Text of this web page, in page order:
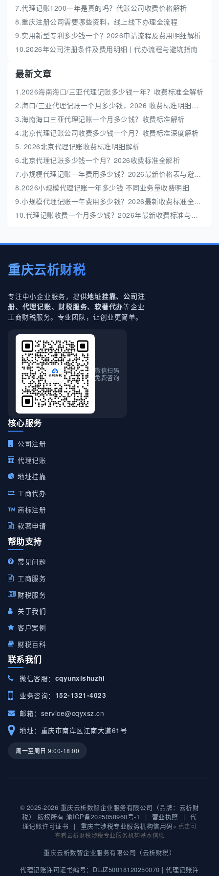
7.代理记账1200一年是真的吗？代账公司收费价格解析
8.重庆注册公司需要哪些资料，线上线下办理全流程
9.实用新型专利多少钱一个？2026申请流程及费用明细解析
10.2026年公司注册条件及费用明细 | 代办流程与避坑指南
最新文章
1.2026海南海口/三亚代理记账多少钱一年？收费标准全解析
2.海口/三亚代理记账一个月多少钱，2026 收费标准明细解析
3.海南海口三亚代理记账一个月多少钱？收费标准解析
4.北京代理记账公司收费多少钱一个月？收费标准深度解析
5. 2026北京代理记账收费标准明细解析
6.北京代理记账多少钱一个月？2026收费标准全解析
7.小规模代理记账一年费用多少钱？2026最新价格表与避坑指南
8.2026小规模代理记账一年多少钱 不同业务量收费明细
9.小规模代理记账一年费用多少钱？2026最新收费标准全解析
10.代理记账收费一个月多少钱？2026年最新收费标准与避坑指南
重庆云析财税
专注中小企业服务，提供地址挂靠、公司注
册、代理记账、财税服务、软著代办等企业
工商财税服务。专业团队，让创业更简单。
微信扫码
免费咨询
核心服务
公司注册
代理记账
地址挂靠
工商代办
商标注册
软著申请
帮助支持
常见问题
工商服务
财税服务
关于我们
客户案例
财税百科
联系我们
微信客服： cqyunxishuzhi
业务咨询： 152-1321-4023
邮箱： service@cqyxsz.cn
地址：重庆市南岸区江南大道61号
周一至周日 9:00-18:00
© 2025-2026 重庆云析数智企业服务有限公司（品牌：云析财
税） 版权所有渝ICP备2025058960号-1 | 营业执照 |
代
理记账许可证书
| 重庆市涉税专业服务机构信用码※ 点击可
查看云析财税涉税专业服务机构基本信息
重庆云析数智企业服务有限公司（云析财税）
代理记账许可证书编号：DLJZ50018120250070 |代理记账许